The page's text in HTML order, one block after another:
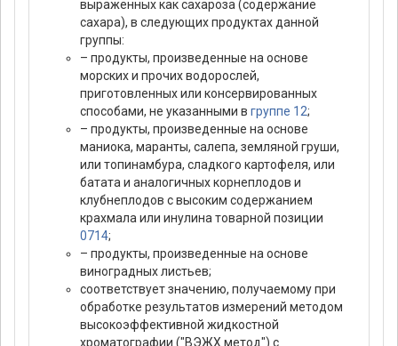
выраженных как сахароза (содержание
сахара), в следующих продуктах данной
группы:
– продукты, произведенные на основе
морских и прочих водорослей,
приготовленных или консервированных
способами, не указанными в группе 12;
– продукты, произведенные на основе
маниока, маранты, салепа, земляной груши,
или топинамбура, сладкого картофеля, или
батата и аналогичных корнеплодов и
клубнеплодов с высоким содержанием
крахмала или инулина товарной позиции
0714;
– продукты, произведенные на основе
виноградных листьев;
соответствует значению, получаемому при
обработке результатов измерений методом
высокоэффективной жидкостной
хроматографии ("ВЭЖХ метод") с